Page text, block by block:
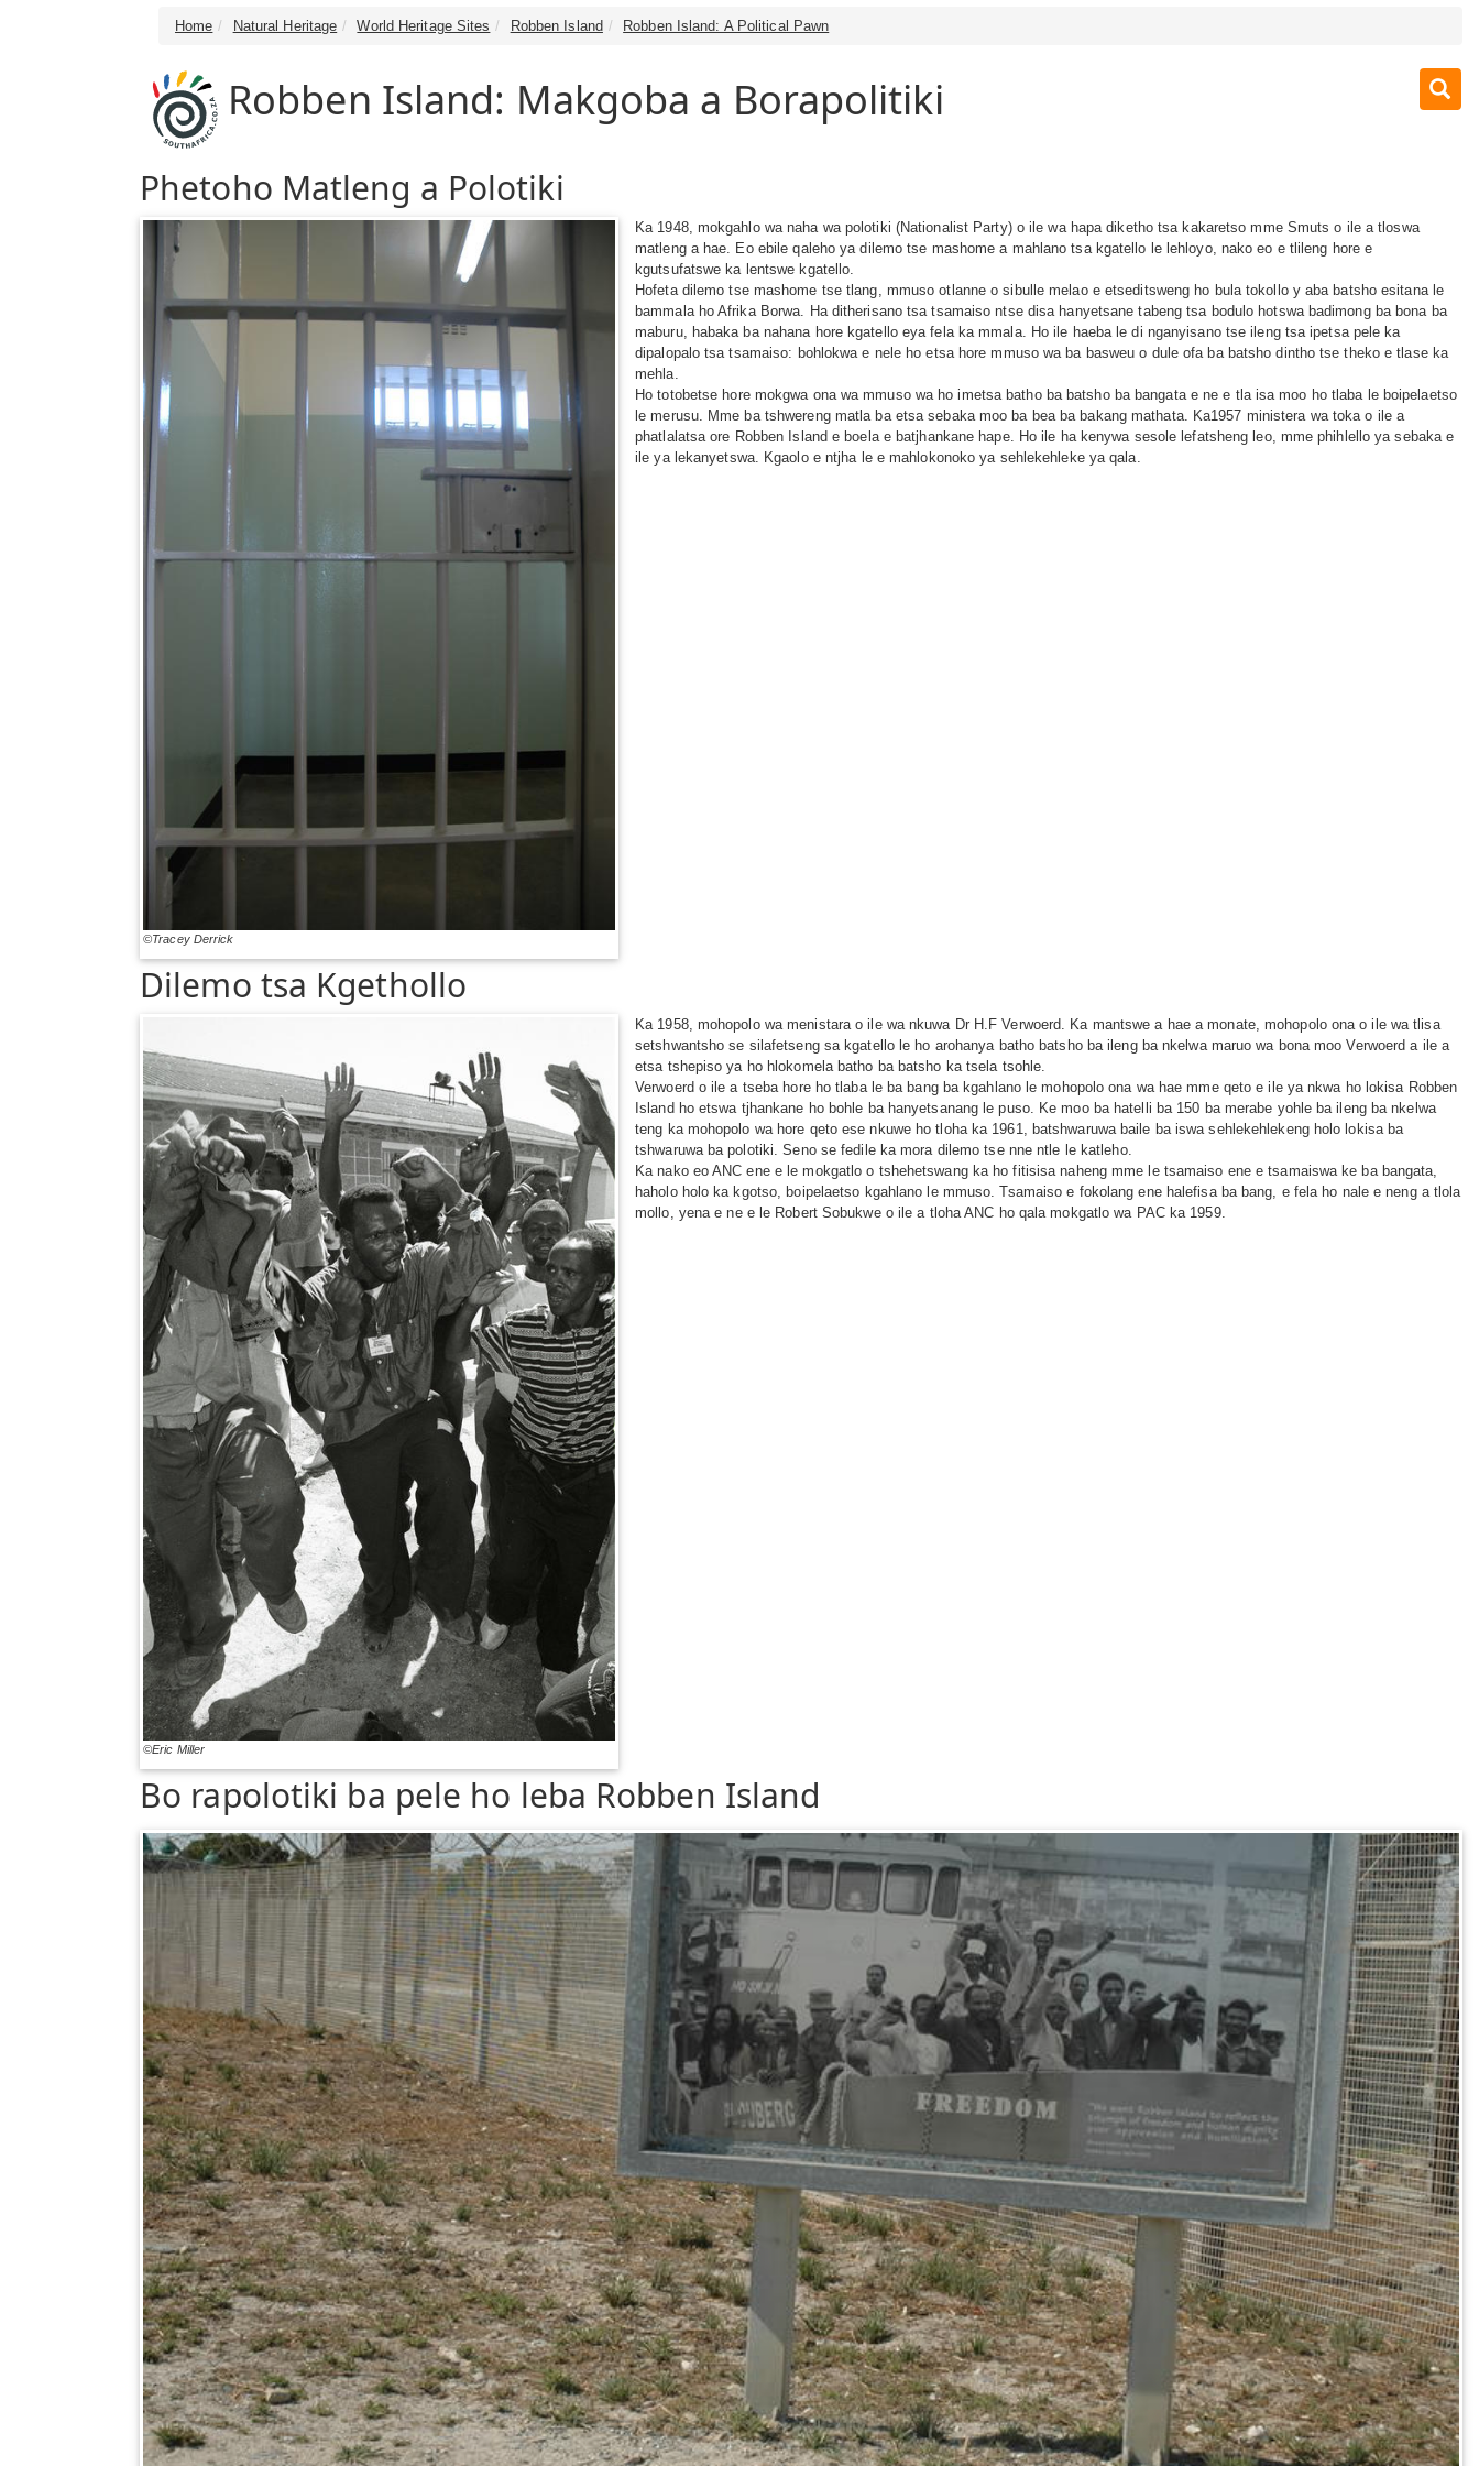
Home Natural Heritage World Heritage Sites Robben Island Robben Island: A Political Pawn
Robben Island: Makgoba a Borapolitiki
Phetoho Matleng a Polotiki
©Tracey Derrick
Ka 1948, mokgahlo wa naha wa polotiki (Nationalist Party) o ile wa hapa diketho tsa kakaretso mme Smuts o ile a tloswa
matleng a hae. Eo ebile qaleho ya dilemo tse mashome a mahlano tsa kgatello le lehloyo, nako eo e tlileng hore e
kgutsufatswe ka lentswe kgatello.
Hofeta dilemo tse mashome tse tlang, mmuso otlanne o sibulle melao e etseditsweng ho bula tokollo y aba batsho esitana le
bammala ho Afrika Borwa. Ha ditherisano tsa tsamaiso ntse disa hanyetsane tabeng tsa bodulo hotswa badimong ba bona ba
maburu, habaka ba nahana hore kgatello eya fela ka mmala. Ho ile haeba le di nganyisano tse ileng tsa ipetsa pele ka
dipalopalo tsa tsamaiso: bohlokwa e nele ho etsa hore mmuso wa ba basweu o dule ofa ba batsho dintho tse theko e tlase ka
mehla.
Ho totobetse hore mokgwa ona wa mmuso wa ho imetsa batho ba batsho ba bangata e ne e tla isa moo ho tlaba le boipelaetso
le merusu. Mme ba tshwereng matla ba etsa sebaka moo ba bea ba bakang mathata. Ka1957 ministera wa toka o ile a
phatlalatsa ore Robben Island e boela e batjhankane hape. Ho ile ha kenywa sesole lefatsheng leo, mme phihlello ya sebaka e
ile ya lekanyetswa. Kgaolo e ntjha le e mahlokonoko ya sehlekehleke ya qala.
Dilemo tsa Kgethollo
©Eric Miller
Ka 1958, mohopolo wa menistara o ile wa nkuwa Dr H.F Verwoerd. Ka mantswe a hae a monate, mohopolo ona o ile wa tlisa
setshwantsho se silafetseng sa kgatello le ho arohanya batho batsho ba ileng ba nkelwa maruo wa bona moo Verwoerd a ile a
etsa tshepiso ya ho hlokomela batho ba batsho ka tsela tsohle.
Verwoerd o ile a tseba hore ho tlaba le ba bang ba kgahlano le mohopolo ona wa hae mme qeto e ile ya nkwa ho lokisa Robben
Island ho etswa tjhankane ho bohle ba hanyetsanang le puso. Ke moo ba hatelli ba 150 ba merabe yohle ba ileng ba nkelwa
teng ka mohopolo wa hore qeto ese nkuwe ho tloha ka 1961, batshwaruwa baile ba iswa sehlekehlekeng holo lokisa ba
tshwaruwa ba polotiki. Seno se fedile ka mora dilemo tse nne ntle le katleho.
Ka nako eo ANC ene e le mokgatlo o tshehetswang ka ho fitisisa naheng mme le tsamaiso ene e tsamaiswa ke ba bangata,
haholo holo ka kgotso, boipelaetso kgahlano le mmuso. Tsamaiso e fokolang ene halefisa ba bang, e fela ho nale e neng a tlola
mollo, yena e ne e le Robert Sobukwe o ile a tloha ANC ho qala mokgatlo wa PAC ka 1959.
Bo rapolotiki ba pele ho leba Robben Island